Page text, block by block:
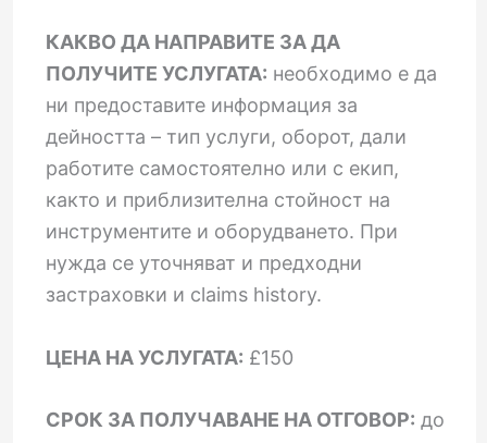
КАКВО ДА НАПРАВИТЕ ЗА ДА
ПОЛУЧИТЕ УСЛУГАТА: необходимо е да
ни предоставите информация за
дейността – тип услуги, оборот, дали
работите самостоятелно или с екип,
както и приблизителна стойност на
инструментите и оборудването. При
нужда се уточняват и предходни
застраховки и claims history.
ЦЕНА НА УСЛУГАТА: £150
СРОК ЗА ПОЛУЧАВАНЕ НА ОТГОВОР: до